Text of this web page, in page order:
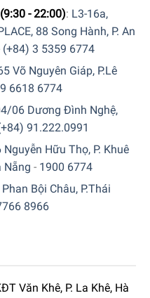
Hot & Cool 2 In 1 khi chạy
tới 50% năng lượng và
sức mạnh/tối đa.
động
cầu của bạn để bạn có
- 22:00): L3-16a,
88 Song Hành, P. An
(+84) 3 5359 6774
Võ Nguyên Giáp, P.Lê
6618 6774
06 Dương Đình Nghệ,
91.222.0991
Nguyễn Hữu Thọ, P. Khuê
Nẵng - 1900 6774
Bội Châu, P.Thái
8966
Văn Khê, P. La Khê, Hà